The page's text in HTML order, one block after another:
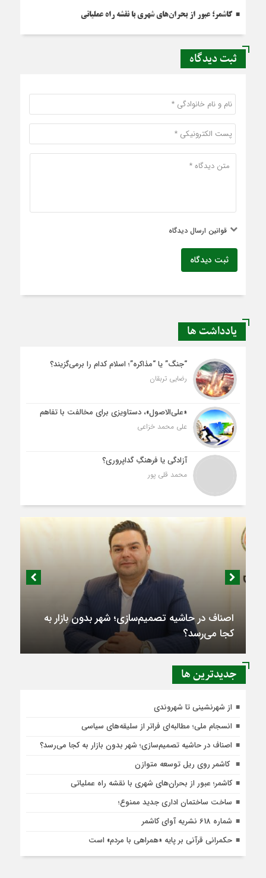
کاشمر؛ عبور از بحران‌های شهری با نقشه راه عملیاتی
ثبت دیدگاه
قوانین ارسال دیدگاه
ثبت دیدگاه
یادداشت ها
“جنگ” یا “مذاکره”؛ اسلام کدام را برمی‌گزیند؟
رضایی تربقان
«علی‌الاصول»، دستاویزی برای مخالفت با تفاهم
علی محمد خزاعی
آزادگی یا فرهنگِ گداپروری؟
محمد قلی پور
اصناف در حاشیه تصمیم‌سازی؛ شهر بدون بازار به
کجا می‌رسد؟
جديدترين ها
از شهرنشینی تا شهروندی
انسجام ملی؛ مطالبه‌ای فراتر از سلیقه‌های سیاسی
اصناف در حاشیه تصمیم‌سازی؛ شهر بدون بازار به کجا می‌رسد؟
کاشمر روی ریل توسعه متوازن
کاشمر؛ عبور از بحران‌های شهری با نقشه راه عملیاتی
ساخت ساختمان اداری جدید ممنوع؛
شماره 618 نشریه آوای کاشمر
حکمرانی قرآنی بر پایه «همراهی با مردم» است